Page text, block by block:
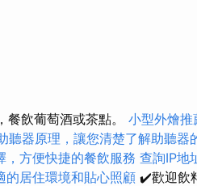
飲葡萄酒或茶點。 小型外燴推
聽器原理，讓您清楚了解助聽器
，方便快捷的餐飲服務 查詢IP地
的居住環境和貼心照顧 ✔️歡迎飲